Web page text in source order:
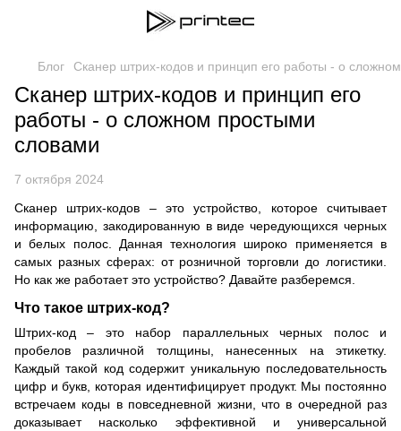
Блог Сканер штрих-кодов и принцип его работы - о
Сканер штрих-кодов и принцип его
работы - о сложном простыми
словами
7 октября 2024
Сканер штрих-кодов – это устройство, которое считывает
информацию, закодированную в виде чередующихся черных
и белых полос. Данная технология широко применяется в
самых разных сферах: от розничной торговли до логистики.
Но как же работает это устройство? Давайте разберемся.
Что такое штрих-код?
Штрих-код – это набор параллельных черных полос и
пробелов различной толщины, нанесенных на этикетку.
Каждый такой код содержит уникальную последовательность
цифр и букв, которая идентифицирует продукт. Мы постоянно
встречаем коды в повседневной жизни, что в очередной раз
доказывает насколько эффективной и универсальной